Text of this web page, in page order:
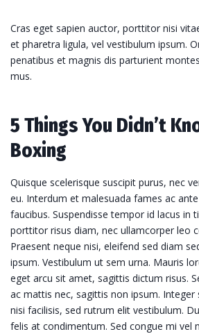
Cras eget sapien auctor, porttitor nisi
et pharetra ligula, vel vestibulum ipsum.
penatibus et magnis dis parturient
mus.
5 Things You Didn’t
Boxing
Quisque scelerisque suscipit purus, nec
eu. Interdum et malesuada fames ac
faucibus. Suspendisse tempor id lacus in
porttitor risus diam, nec ullamcorper leo
Praesent neque nisi, eleifend sed diam
ipsum. Vestibulum ut sem urna. Mauris
eget arcu sit amet, sagittis dictum risus.
ac mattis nec, sagittis non ipsum. Integer
nisi facilisis, sed rutrum elit vestibulum.
felis at condimentum. Sed congue mi vel